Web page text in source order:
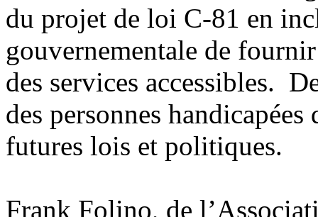
du projet de loi C-81 en
gouvernementale de
des services accessibles.
des personnes
futures lois et politiques.
Frank Folino, de